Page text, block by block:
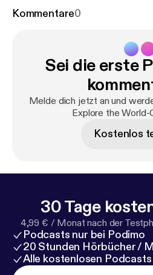
sponsored by · Anchor: The easiest way to make a
heworldpodcast/support[
theworldpodcast/support]
Kommentare0
Sei die erste
Melde dich jetzt an und
Explore the World-
Kostenlos
30 Tage
4,99 € / Monat nach der
Podcasts nur bei Podimo
20 Stunden Hörbücher /
Alle kostenlosen Podcasts